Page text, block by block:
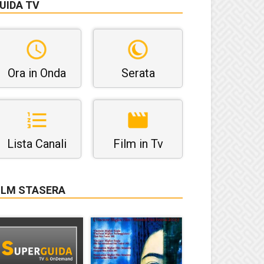
TV
Ora in Onda Serata
Lista Canali Film in Tv
STASERA